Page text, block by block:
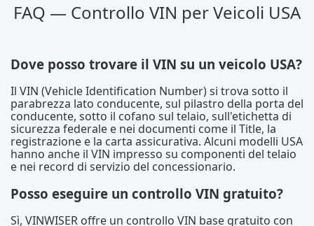
FAQ — Controllo VIN per Veicoli USA
Dove posso trovare il VIN su un veicolo USA?
Il VIN (Vehicle Identification Number) si trova sotto il
parabrezza lato conducente, sul pilastro della porta del
conducente, sotto il cofano sul telaio, sull'etichetta di
sicurezza federale e nei documenti come il Title, la
registrazione e la carta assicurativa. Alcuni modelli USA
hanno anche il VIN impresso su componenti del telaio
e nei record di servizio del concessionario.
Posso eseguire un controllo VIN gratuito?
Sì, VINWISER offre un controllo VIN base gratuito con